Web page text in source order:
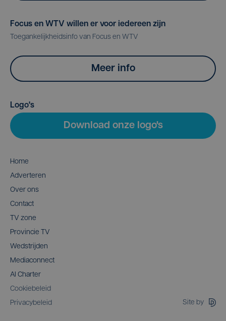
Focus en WTV willen er voor iedereen zijn
Toegankelijkheidsinfo van Focus en WTV
Meer info
Logo's
Download onze logo's
Home
Adverteren
Over ons
Contact
TV zone
Provincie TV
Wedstrijden
Mediaconnect
AI Charter
Cookiebeleid
Privacybeleid
Site by